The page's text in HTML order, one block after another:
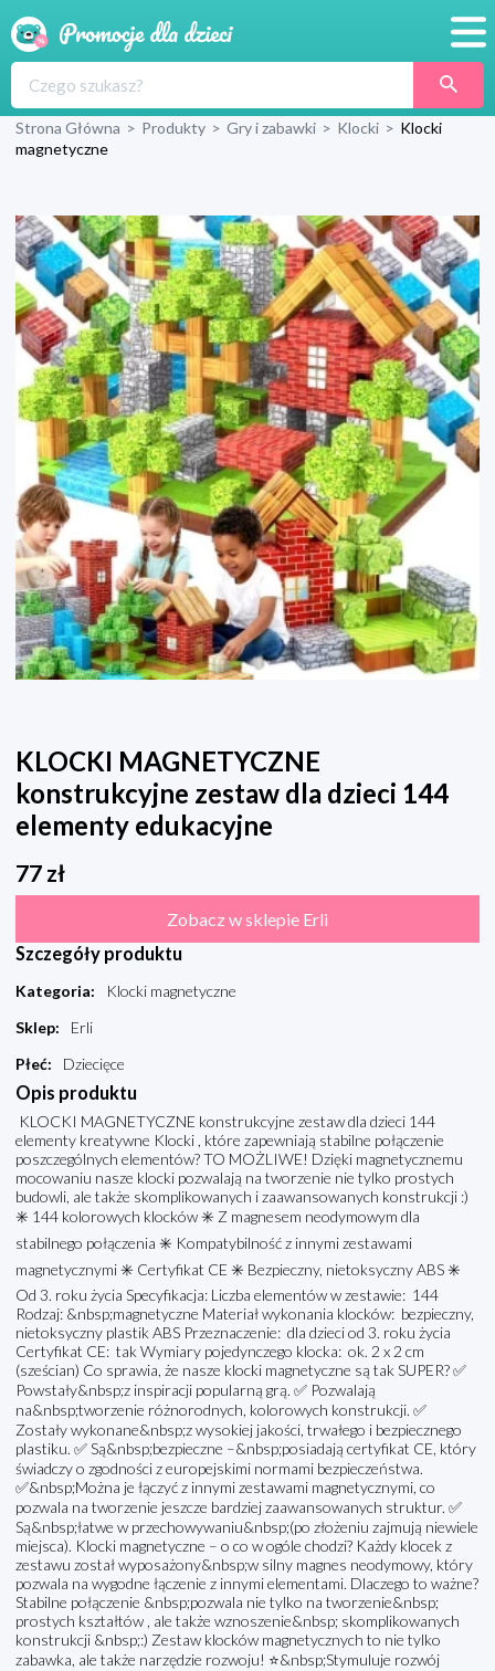
Produkty
Blog
Wyprawka
Strona Główna > Produkty > Gry i zabawki > Klocki > Klocki
magnetyczne
KLOCKI MAGNETYCZNE
konstrukcyjne zestaw dla dzieci 144
elementy edukacyjne
77 zł
Zobacz w sklepie Erli
Szczegóły produktu
Kategoria:
Klocki magnetyczne
Sklep:
Erli
Płeć: Dziecięce
Opis produktu
KLOCKI MAGNETYCZNE konstrukcyjne zestaw dla dzieci 144
elementy kreatywne Klocki , które zapewniają stabilne połączenie
poszczególnych elementów? TO MOŻLIWE! Dzięki magnetycznemu
mocowaniu nasze klocki pozwalają na tworzenie nie tylko prostych
budowli, ale także skomplikowanych i zaawansowanych konstrukcji :)
✳️ 144 kolorowych klocków ✳️ Z magnesem neodymowym dla
stabilnego połączenia ✳️ Kompatybilność z innymi zestawami
magnetycznymi ✳️ Certyfikat CE ✳️ Bezpieczny, nietoksyczny ABS ✳️
Od 3. roku życia Specyfikacja: Liczba elementów w zestawie: 144
Rodzaj: &nbsp;magnetyczne Materiał wykonania klocków: bezpieczny,
nietoksyczny plastik ABS Przeznaczenie: dla dzieci od 3. roku życia
Certyfikat CE: tak Wymiary pojedynczego klocka: ok. 2 x 2 cm
(sześcian) Co sprawia, że nasze klocki magnetyczne są tak SUPER? ✅
Powstały&nbsp;z inspiracji popularną grą. ✅ Pozwalają
na&nbsp;tworzenie różnorodnych, kolorowych konstrukcji. ✅
Zostały wykonane&nbsp;z wysokiej jakości, trwałego i bezpiecznego
plastiku. ✅ Są&nbsp;bezpieczne –&nbsp;posiadają certyfikat CE, który
świadczy o zgodności z europejskimi normami bezpieczeństwa.
✅&nbsp;Można je łączyć z innymi zestawami magnetycznymi, co
pozwala na tworzenie jeszcze bardziej zaawansowanych struktur. ✅
Są&nbsp;łatwe w przechowywaniu&nbsp;(po złożeniu zajmują niewiele
miejsca). Klocki magnetyczne – o co w ogóle chodzi? Każdy klocek z
zestawu został wyposażony&nbsp;w silny magnes neodymowy, który
pozwala na wygodne łączenie z innymi elementami. Dlaczego to ważne?
Stabilne połączenie &nbsp;pozwala nie tylko na tworzenie&nbsp;
prostych kształtów , ale także wznoszenie&nbsp; skomplikowanych
konstrukcji &nbsp;:) Zestaw klocków magnetycznych to nie tylko
zabawka, ale także narzędzie rozwoju! ⭐&nbsp;Stymuluje rozwój